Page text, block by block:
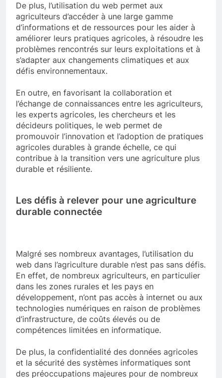
De plus, l’utilisation du web permet aux
agriculteurs d’accéder à une large gamme
d’informations et de ressources pour les aider à
améliorer leurs pratiques agricoles, à résoudre les
problèmes rencontrés sur leurs exploitations et à
s’adapter aux changements climatiques et aux
défis environnementaux.
En outre, en favorisant la collaboration et
l’échange de connaissances entre les agriculteurs,
les experts agricoles, les chercheurs et les
décideurs politiques, le web permet de
promouvoir l’innovation et l’adoption de pratiques
agricoles durables à grande échelle, ce qui
contribue à la transition vers une agriculture plus
durable et résiliente.
Les défis à relever pour une agriculture
durable connectée
Malgré ses nombreux avantages, l’utilisation du
web dans l’agriculture durable n’est pas sans défis.
En effet, de nombreux agriculteurs, en particulier
dans les zones rurales et les pays en
développement, n’ont pas accès à internet ou aux
technologies numériques en raison de problèmes
d’infrastructure, de coûts élevés ou de
compétences limitées en informatique.
De plus, la confidentialité des données agricoles
et la sécurité des systèmes informatiques sont
des préoccupations majeures pour de nombreux